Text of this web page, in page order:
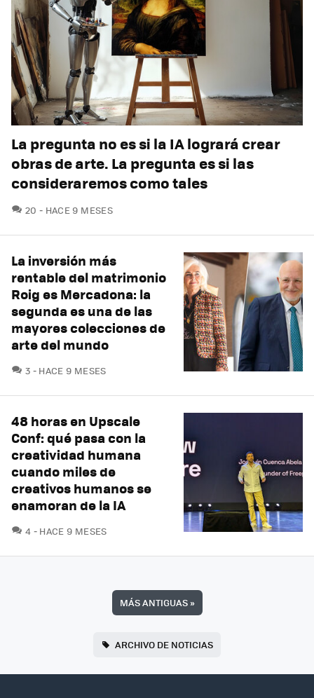
La pregunta no es si la IA logrará crear
obras de arte. La pregunta es si las
consideraremos como tales
20 COMENTARIOS
HACE 9 MESES
La inversión más
rentable del matrimonio
Roig es Mercadona: la
segunda es una de las
mayores colecciones de
arte del mundo
3 COMENTARIOS
HACE 9 MESES
48 horas en Upscale
Conf: qué pasa con la
creatividad humana
cuando miles de
creativos humanos se
enamoran de la IA
4 COMENTARIOS
HACE 9 MESES
MÁS ANTIGUAS»
ARCHIVO DE NOTICIAS